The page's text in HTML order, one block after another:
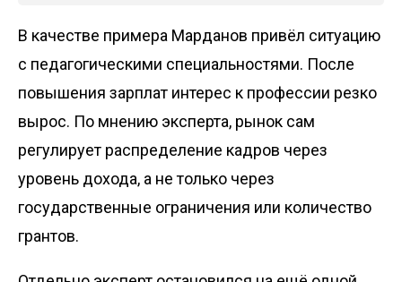
В качестве примера Марданов привёл ситуацию
с педагогическими специальностями. После
повышения зарплат интерес к профессии резко
вырос. По мнению эксперта, рынок сам
регулирует распределение кадров через
уровень дохода, а не только через
государственные ограничения или количество
грантов.